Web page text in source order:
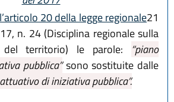
20 della legge regionale21
n. 24 (Disciplina regionale sulla
territorio) le parole: “piano
pubblica”sono sostituite dalle
di iniziativa pubblica”.